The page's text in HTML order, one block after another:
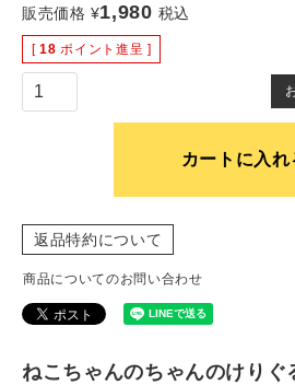
販売価格 ¥1,980 税込
[ 18 ポイント進呈 ]
カートに入れ
返品特約について
商品についてのお問い合わせ
ねこちゃんのちゃんのけりぐ